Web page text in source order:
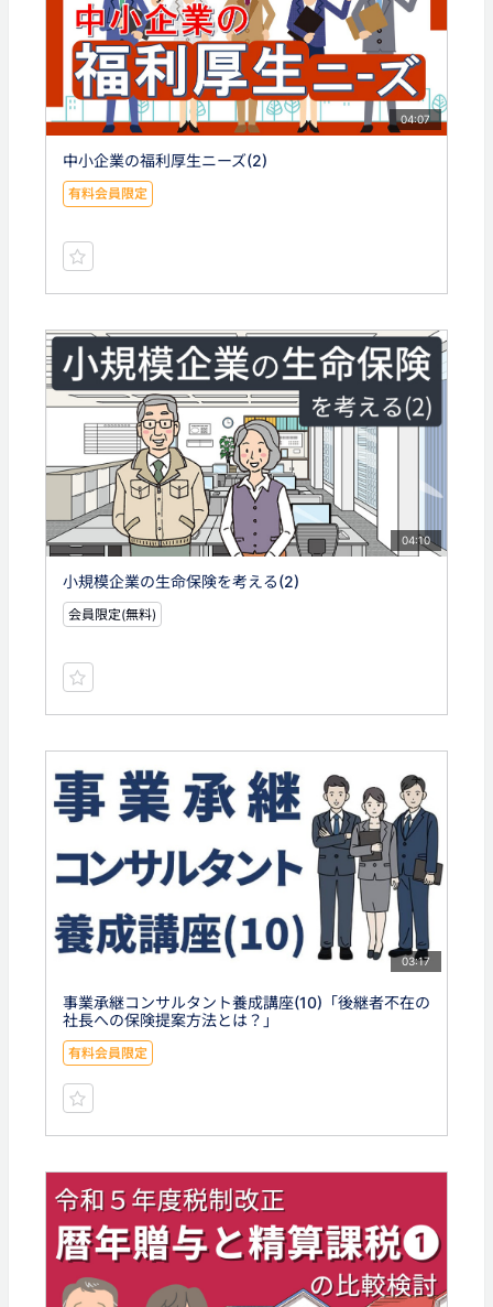
04:07
中小企業の福利厚生ニーズ(2)
有料会員限定
04:10
小規模企業の生命保険を考える(2)
会員限定(無料)
03:17
事業承継コンサルタント養成講座(10)「後継者不在の
社長への保険提案方法とは？」
有料会員限定